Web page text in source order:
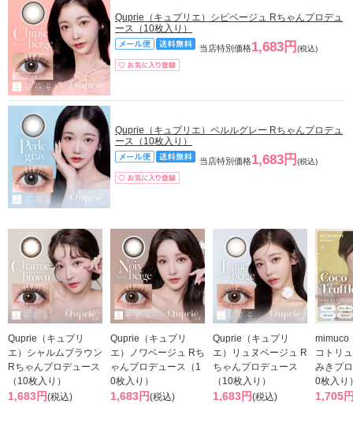
Quprie（キュプリエ）シピベージュ Rちゃんプロデュ
ース（10枚入り）
当店特別価格1,683円 (税込)
Quprie（キュプリエ）ペルルグレー Rちゃんプロデュ
ース（10枚入り）
当店特別価格1,683円 (税込)
Quprie（キュプリ
エ）シャルムブラウン
Rちゃんプロデュース
（10枚入り）
1,683円(税込)
Quprie（キュプリ
エ）ノワベージュ Rち
ゃんプロデュース（1
0枚入り）
1,683円(税込)
Quprie（キュプリ
エ）リュヌベージュ R
ちゃんプロデュース
（10枚入り）
1,683円(税込)
mimuco
コトリ
みきプ
0枚入り
1,705